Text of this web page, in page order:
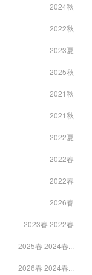
2024秋
2022秋
2023夏
2025秋
2021秋
2021秋
2022夏
2022春
2022春
2026春
2023春 2022春
2025春 2024春...
2026春 2024春...